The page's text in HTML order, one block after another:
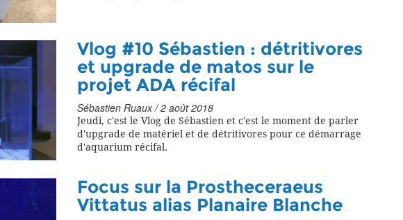
Vlog #10 Sébastien : détritivores
et upgrade de matos sur le
projet ADA récifal
Sébastien Ruaux / 2 août 2018
Jeudi, c'est le Vlog de Sébastien et c'est le moment de parler
d'upgrade de matériel et de détritivores pour ce démarrage
d'aquarium récifal.
Focus sur la Prostheceraeus
Vittatus alias Planaire Blanche